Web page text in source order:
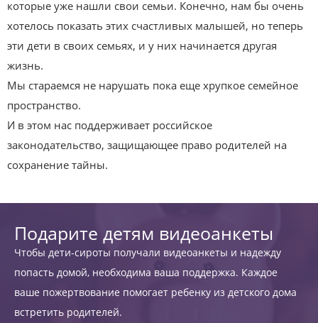
которые уже нашли свои семьи. Конечно, нам бы очень
хотелось показать этих счастливых малышей, но теперь
эти дети в своих семьях, и у них начинается другая
жизнь.
Мы стараемся не нарушать пока еще хрупкое семейное
пространство.
И в этом нас поддерживает российское
законодательство, защищающее право родителей на
сохранение тайны.
Подарите детям видеоанкеты
Чтобы дети-сироты получали видеоанкеты и надежду
попасть домой, необходима ваша поддержка. Каждое
ваше пожертвование помогает ребенку из детского дома
встретить родителей.